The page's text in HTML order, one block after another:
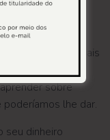
ao futuro.
para viver com mais
procurar
sobre
lhe dar.
seu dinheiro